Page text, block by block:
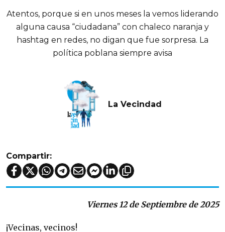
Atentos, porque si en unos meses la vemos liderando
alguna causa “ciudadana” con chaleco naranja y
hashtag en redes, no digan que fue sorpresa. La
política poblana siempre avisa
La Vecindad
Compartir:
Viernes 12 de Septiembre de 2025
¡Vecinas, vecinos!